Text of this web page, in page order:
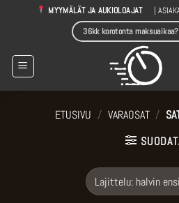
MYYMÄLÄT JA AUKIOLOAJAT |
36kk korotonta
ETUSIVU / VARAOSAT /